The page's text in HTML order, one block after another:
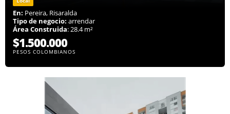
En: Pereira, Risaralda
Tipo de negocio: arrendar
Área Construida: 28.4 m²
$1.500.000
PESOS COLOMBIANOS